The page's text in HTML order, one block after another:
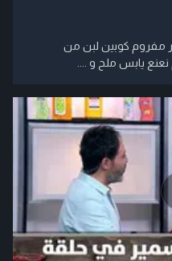
٤ كوب جرجير مفروم كوبين لبن من
يابس ملح و ....